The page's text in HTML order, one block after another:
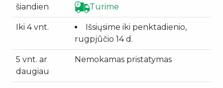
šiandien
Turime
Iki 4 vnt.
Išsiųsime iki penktadienio,
rugpjūčio 14 d.
5 vnt. ar
daugiau
Nemokamas pristatymas